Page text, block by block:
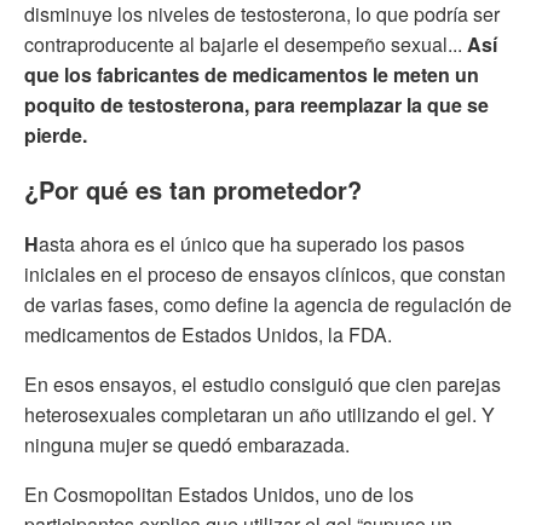
disminuye los niveles de testosterona, lo que podría ser
contraproducente al bajarle el desempeño sexual... Así
que los fabricantes de medicamentos le meten un
poquito de testosterona, para reemplazar la que se
pierde.
¿Por qué es tan prometedor?
Hasta ahora es el único que ha superado los pasos
iniciales en el proceso de ensayos clínicos, que constan
de varias fases, como define la agencia de regulación de
medicamentos de Estados Unidos, la FDA.
En esos ensayos, el estudio consiguió que cien parejas
heterosexuales completaran un año utilizando el gel. Y
ninguna mujer se quedó embarazada.
En Cosmopolitan Estados Unidos, uno de los